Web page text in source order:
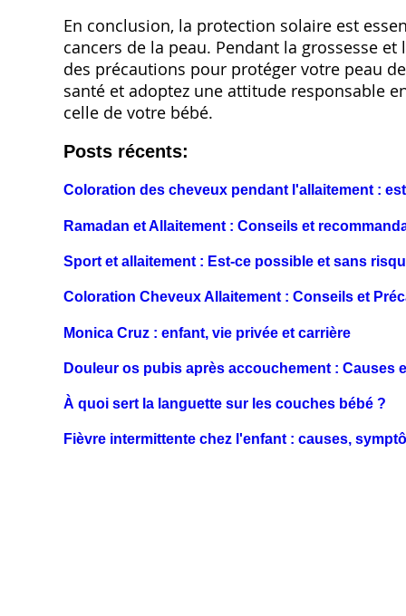
En conclusion, la protection solaire est
cancers de la peau. Pendant la grossesse
des précautions pour protéger votre peau
santé et adoptez une attitude responsable
celle de votre bébé.
Posts récents:
Coloration des cheveux pendant l'allaitement :
Ramadan et Allaitement : Conseils et
Sport et allaitement : Est-ce possible et sans
Coloration Cheveux Allaitement : Conseils et
Monica Cruz : enfant, vie privée et carrière
Douleur os pubis après accouchement : Causes
À quoi sert la languette sur les couches bébé ?
Fièvre intermittente chez l'enfant : causes,